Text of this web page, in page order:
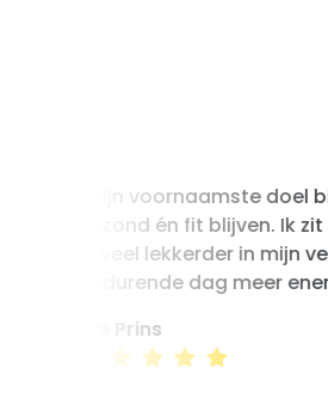
“Mijn voornaamste doel
gezond én fit blijven. Ik
zoveel lekkerder in mijn
gedurende dag meer
Ilse Prins